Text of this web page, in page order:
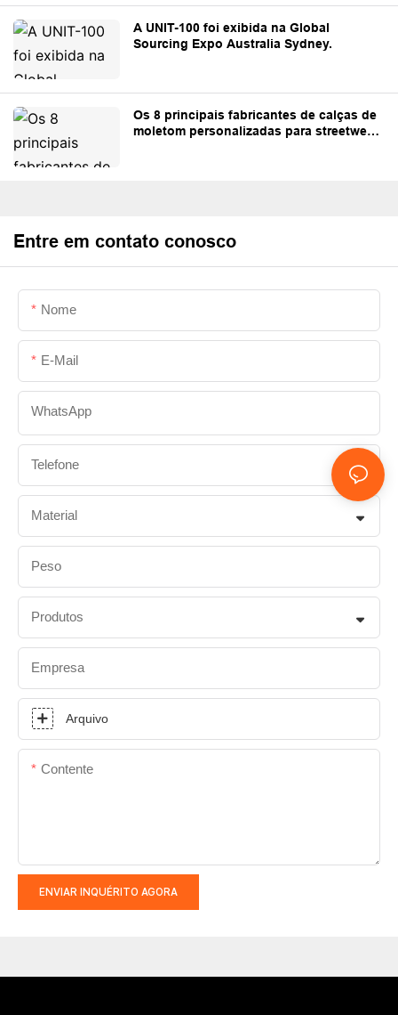
A UNIT-100 foi exibida na Global
Sourcing Expo Australia Sydney.
Os 8 principais fabricantes de calças de
moletom personalizadas para streetwear
Entre em contato conosco
Nome
E-Mail
WhatsApp
Telefone
Material
Peso
Produtos
Empresa
Arquivo
Contente
ENVIAR INQUÉRITO AGORA